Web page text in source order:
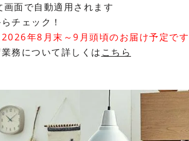
面で自動適用されます
チェック！
年8月末～9月頭頃のお届け予定です
務について詳しくは こちら